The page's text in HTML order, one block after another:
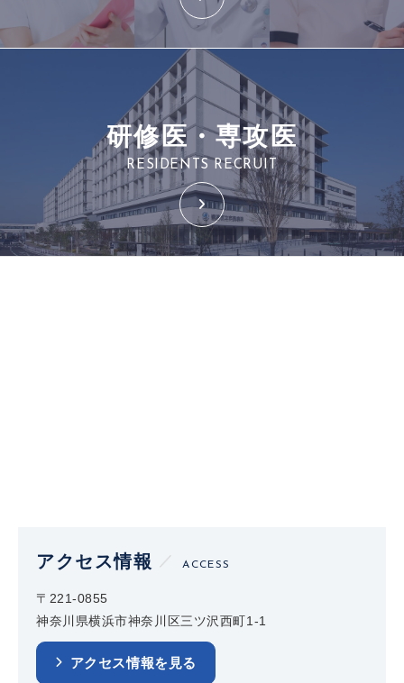
研修医・専攻医
RESIDENTS RECRUIT
アクセス情報 ACCESS
〒221-0855
神奈川県横浜市神奈川区三ツ沢西町1-1
アクセス情報を見る